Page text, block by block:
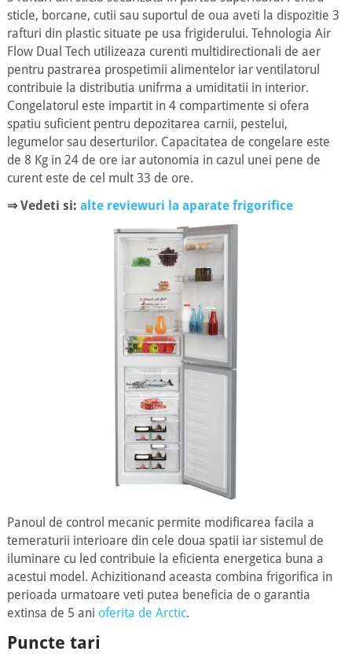
sticle, borcane, cutii sau suportul de oua aveti la dispozitie 3
rafturi din plastic situate pe usa frigiderului. Tehnologia Air
Flow Dual Tech utilizeaza curenti multidirectionali de aer
pentru pastrarea prospetimii alimentelor iar ventilatorul
contribuie la distributia unifrma a umiditatii in interior.
Congelatorul este impartit in 4 compartimente si ofera
spatiu suficient pentru depozitarea carnii, pestelui,
legumelor sau deserturilor. Capacitatea de congelare este
de 8 Kg in 24 de ore iar autonomia in cazul unei pene de
curent este de cel mult 33 de ore.
⇒ Vedeti si: alte reviewuri la aparate frigorifice
Panoul de control mecanic permite modificarea facila a
temeraturii interioare din cele doua spatii iar sistemul de
iluminare cu led contribuie la eficienta energetica buna a
acestui model. Achizitionand aceasta combina frigorifica in
perioada urmatoare veti putea beneficia de o garantia
extinsa de 5 ani oferita de Arctic.
Puncte tari